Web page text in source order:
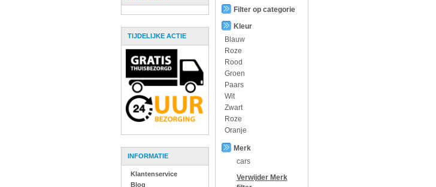
TIJDELIJKE ACTIE
INFORMATIE
Klantenservice
Blog
Filter op categorie
Kleur
Blauw
Roze
Rood
Groen
Paars
Wit
Zwart
Roze
Oranje
Merk
cars
Verwijder Merk